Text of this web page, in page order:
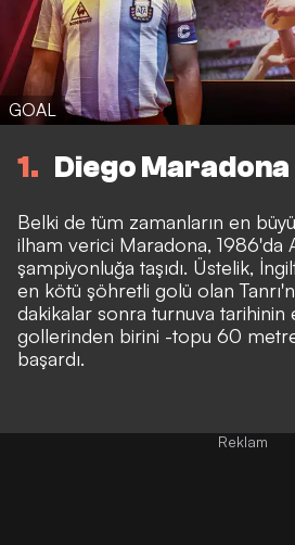
GOAL
1 Diego
Belki de tüm zamanların en
ilham verici Maradona, 1986'da
şampiyonluğa taşıdı. Üstelik,
en kötü şöhretli golü olan
dakikalar sonra turnuva tarihinin
gollerinden birini -topu 60
başardı.
Reklam